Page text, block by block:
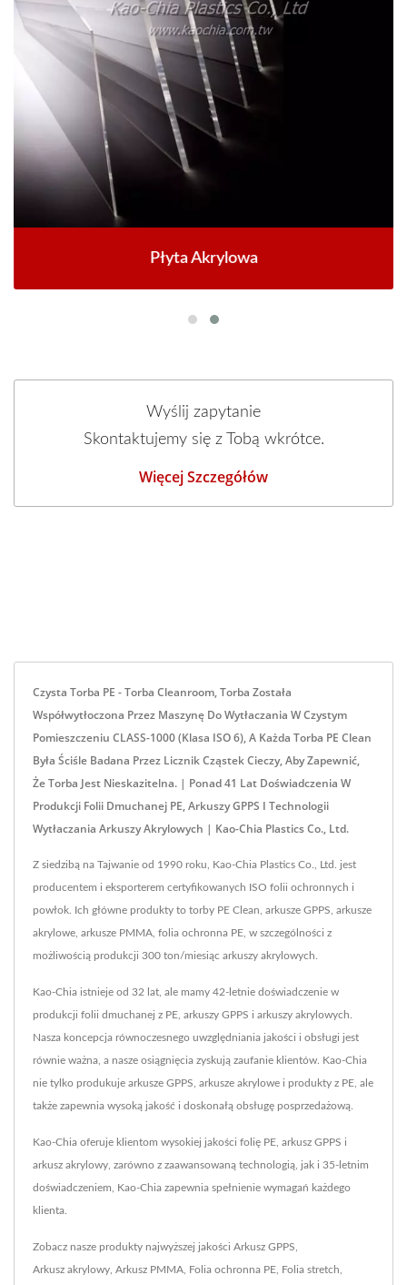
Płyta Akrylowa
Wyślij zapytanie
Skontaktujemy się z Tobą wkrótce.
Więcej Szczegółów
Czysta Torba PE - Torba Cleanroom, Torba Została
Współwytłoczona Przez Maszynę Do Wytłaczania W Czystym
Pomieszczeniu CLASS-1000 (klasa ISO 6), A Każda Torba PE Clean
Była Ściśle Badana Przez Licznik Cząstek Cieczy, Aby Zapewnić,
Że Torba Jest Nieskazitelna. | Ponad 41 Lat Doświadczenia W
Produkcji Folii Dmuchanej PE, Arkuszy GPPS I Technologii
Wytłaczania Arkuszy Akrylowych | Kao-Chia Plastics Co., Ltd.
Z siedzibą na Tajwanie od 1990 roku, Kao-Chia Plastics Co., Ltd. jest
producentem i eksporterem certyfikowanych ISO folii ochronnych i
powłok. Ich główne produkty to torby PE Clean, arkusze GPPS, arkusze
akrylowe, arkusze PMMA, folia ochronna PE, w szczególności z
możliwością produkcji 300 ton/miesiąc arkuszy akrylowych.
Kao-Chia istnieje od 32 lat, ale mamy 42-letnie doświadczenie w
produkcji folii dmuchanej z PE, arkuszy GPPS i arkuszy akrylowych.
Nasza koncepcja równoczesnego uwzględniania jakości i obsługi jest
równie ważna, a nasze osiągnięcia zyskują zaufanie klientów. Kao-Chia
nie tylko produkuje arkusze GPPS, arkusze akrylowe i produkty z PE, ale
także zapewnia wysoką jakość i doskonałą obsługę posprzedażową.
Kao-Chia oferuje klientom wysokiej jakości folię PE, arkusz GPPS i
arkusz akrylowy, zarówno z zaawansowaną technologią, jak i 35-letnim
doświadczeniem, Kao-Chia zapewnia spełnienie wymagań każdego
klienta.
Zobacz nasze produkty najwyższej jakości Arkusz GPPS
Arkusz akrylowy Arkusz PMMA Folia ochronna PE Folia stretch